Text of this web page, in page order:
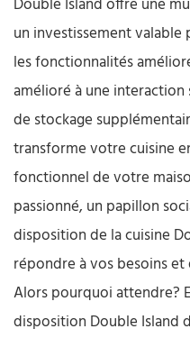
Double Island offre une
un investissement
les fonctionnalités
amélioré à une interaction
de stockage
transforme votre cuisine
fonctionnel de votre
passionné, un papillon
disposition de la cuisine
répondre à vos besoins
Alors pourquoi attendre?
disposition Double Island